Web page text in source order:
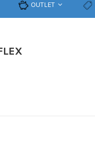
OUTLET